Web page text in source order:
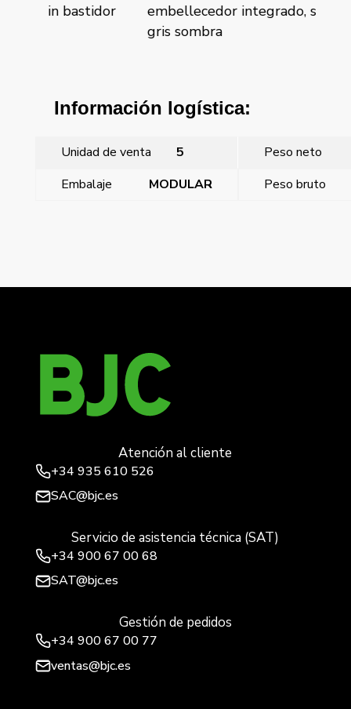
embellecedor integrado, sin bastidor
Información logística:
Unidad de venta 5
Peso neto
Embalaje
MODULAR Peso bruto
Atención al cliente
+34 935 610 526
SAC@bjc.es
Servicio de asistencia técnica (SAT)
+34 900 67 00 68
SAT@bjc.es
Gestión de pedidos
+34 900 67 00 77
ventas@bjc.es